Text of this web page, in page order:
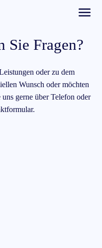
Sie Fragen?
oder zu dem
Wunsch oder möchten
gerne über Telefon oder